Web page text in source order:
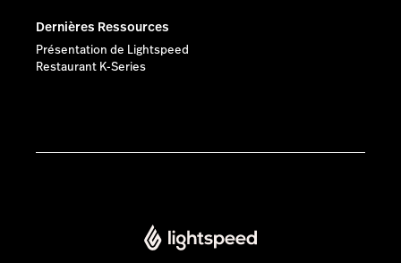
Dernières Ressources
Présentation de Lightspeed
Restaurant K-Series